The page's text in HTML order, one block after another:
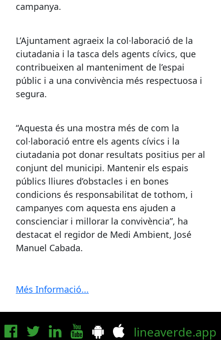
campanya.
L’Ajuntament agraeix la col·laboració de la
ciutadania i la tasca dels agents cívics, que
contribueixen al manteniment de l’espai
públic i a una convivència més respectuosa i
segura.
“Aquesta és una mostra més de com la
col·laboració entre els agents cívics i la
ciutadania pot donar resultats positius per al
conjunt del municipi. Mantenir els espais
públics lliures d’obstacles i en bones
condicions és responsabilitat de tothom, i
campanyes com aquesta ens ajuden a
conscienciar i millorar la convivència”, ha
destacat el regidor de Medi Ambient, José
Manuel Cabada.
Més Informació...
lineaverde.app